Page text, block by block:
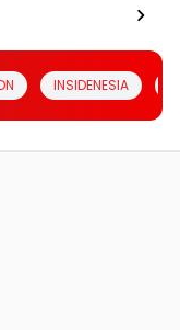
INSIDENESIA